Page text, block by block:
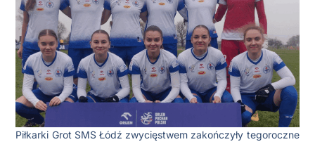
Piłkarki Grot SMS Łódź zwycięstwem zakończyły tegoroczne